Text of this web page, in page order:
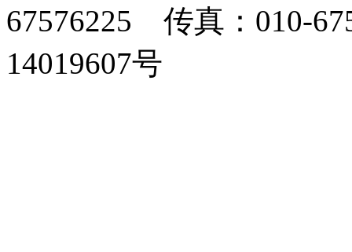
67576225 传真：010-
14019607号